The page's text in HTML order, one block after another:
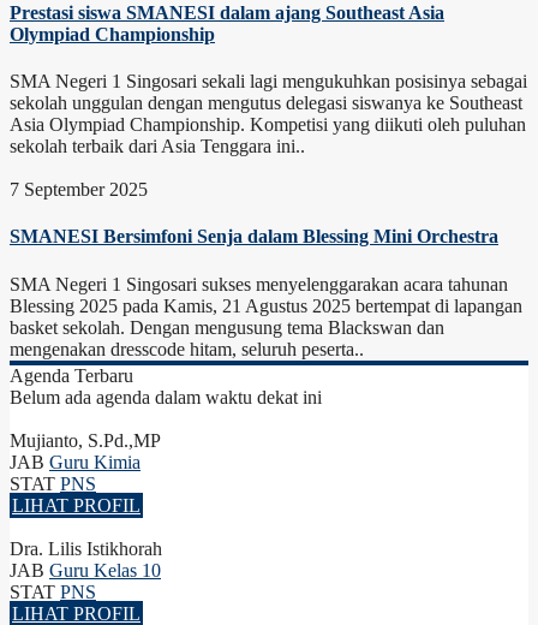
Prestasi siswa SMANESI dalam ajang Southeast Asia
Olympiad Championship
SMA Negeri 1 Singosari sekali lagi mengukuhkan posisinya sebagai
sekolah unggulan dengan mengutus delegasi siswanya ke Southeast
Asia Olympiad Championship. Kompetisi yang diikuti oleh puluhan
sekolah terbaik dari Asia Tenggara ini..
7 September 2025
SMANESI Bersimfoni Senja dalam Blessing Mini Orchestra
SMA Negeri 1 Singosari sukses menyelenggarakan acara tahunan
Blessing 2025 pada Kamis, 21 Agustus 2025 bertempat di lapangan
basket sekolah. Dengan mengusung tema Blackswan dan
mengenakan dresscode hitam, seluruh peserta..
Agenda Terbaru
Belum ada agenda dalam waktu dekat ini
Mujianto, S.Pd.,MP
JAB Guru Kimia
STAT PNS
LIHAT PROFIL
Dra. Lilis Istikhorah
JAB Guru Kelas 10
STAT PNS
LIHAT PROFIL